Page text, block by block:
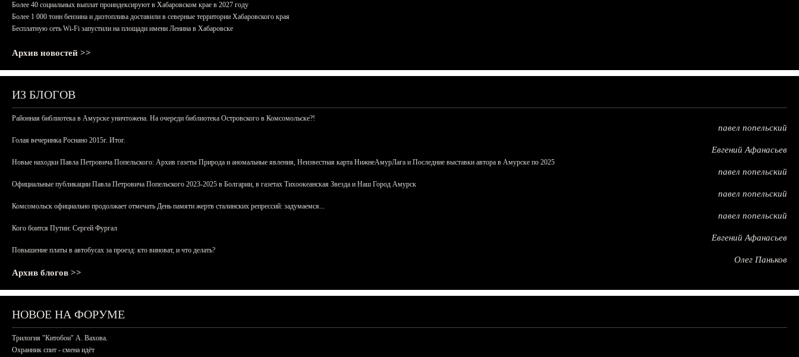
Более 40 социальных выплат проиндексируют в Хабаровском крае в 2027 году
Более 1 000 тонн бензина и дизтоплива доставили в северные территории Хабаровского края
Бесплатную сеть Wi-Fi запустили на площади имени Ленина в Хабаровске
Архив новостей >>
ИЗ БЛОГОВ
Районная библиотека в Амурске уничтожена. На очереди библиотека Островского в Комсомольске?!
павел попельский
Голая вечеринка Роснано 2015г. Итог.
Евгений Афанасьев
Новые находки Павла Петровича Попельского: Архив газеты Природа и аномальные явления, Неизвестная карта НижнеАмурЛага и Последние выставки автора в Амурске по 2025
павел попельский
Официальные публикации Павла Петровича Попельского 2023-2025 в Болгарии, в газетах Тихоокеанская Звезда и Наш Город Амурск
павел попельский
Комсомольск официально продолжает отмечать День памяти жертв сталинских репрессий: задумаемся...
павел попельский
Кого боится Путин: Сергей Фургал
Евгений Афанасьев
Повышение платы в автобусах за проезд: кто виноват, и что делать?
Олег Паньков
Архив блогов >>
НОВОЕ НА ФОРУМЕ
Трилогия "Китобои" А. Вахова.
Охранник спит - смена идёт